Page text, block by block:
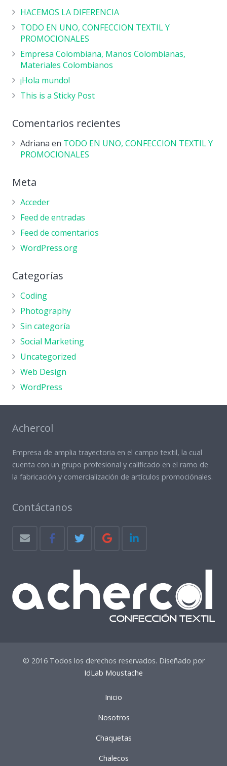
HACEMOS LA DIFERENCIA
TODO EN UNO, CONFECCION TEXTIL Y
PROMOCIONALES
Empresa Colombiana, Manos Colombianas,
Materiales Colombianos
¡Hola mundo!
This is a Sticky Post
Comentarios recientes
Adriana en TODO EN UNO, CONFECCION TEXTIL Y
PROMOCIONALES
Meta
Acceder
Feed de entradas
Feed de comentarios
WordPress.org
Categorías
Coding
Photography
Sin categoría
Social Marketing
Uncategorized
Web Design
WordPress
Achercol
Empresa de amplia trayectoria en el campo textil, la cual
cuenta con un grupo profesional y calificado en el ramo de
la fabricación y comercialización de artículos promociónales.
Contáctanos
© 2016 Todos los derechos reservados. Diseñado por
IdLab Moustache
Inicio
Nosotros
Chaquetas
Chalecos